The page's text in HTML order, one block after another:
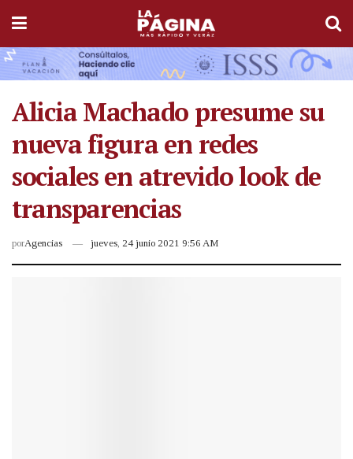
Alicia Machado presume su
nueva figura en redes
sociales en atrevido look de
transparencias
porAgencias jueves, 24 junio 2021 9:56 AM